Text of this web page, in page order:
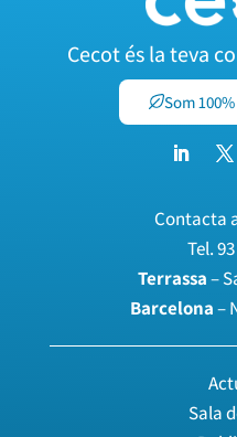
Cecot és la teva
Som
Contacta
Tel.
Terrassa–
Barcelona–
Sala